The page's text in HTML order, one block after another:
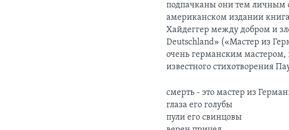
подпачканы они тем личным
американском издании
Хайдеггер между добром и
Deutschland» («Мастер из
очень германским мастером,
известного стихотворения
смерть - это мастер из
глаза его голубы
пули его свинцовы